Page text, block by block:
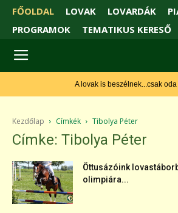
FŐOLDAL LOVAK LOVARDÁK
PROGRAMOK
TEMATIKUS KERESŐ
A lovak is beszélnek...csak oda kell
Kezdőlap Címkék Tibolya Péter
Címke: Tibolya Péter
Öttusázóink
olimpiára...